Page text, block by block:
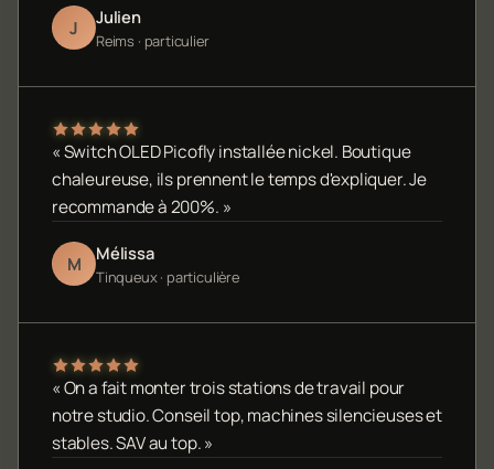
J Julien
Reims · particulier
« Switch OLED Picofly installée nickel. Boutique
chaleureuse, ils prennent le temps d'expliquer. Je
recommande à 200%. »
M Mélissa
Tinqueux · particulière
« On a fait monter trois stations de travail pour
notre studio. Conseil top, machines silencieuses et
stables. SAV au top. »